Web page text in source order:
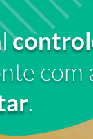
com
.